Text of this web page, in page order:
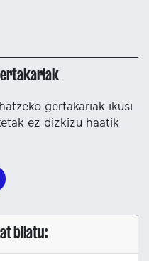
gertakariak ikusi
ez dizkizu haatik
bilatu: